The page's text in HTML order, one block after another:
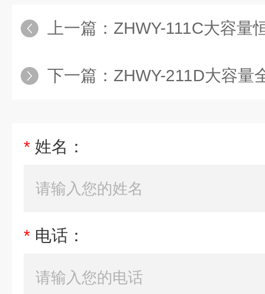
上一篇： ZHWY-111C大容量
下一篇： ZHWY-211D大容量
* 姓名：
* 电话：